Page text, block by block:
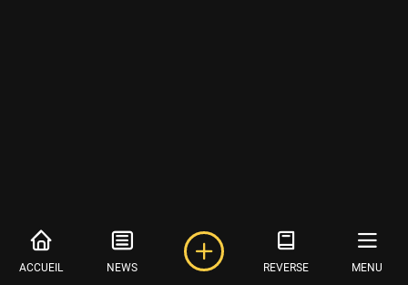
ACCUEIL NEWS REVERSE MENU